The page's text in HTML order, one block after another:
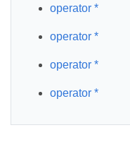
operator *
operator *
operator *
operator *